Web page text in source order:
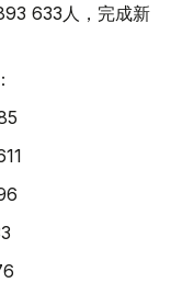
633人，完成新